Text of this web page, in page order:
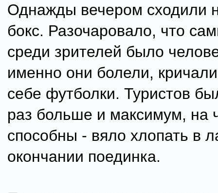
Однажды вечером сходили
бокс. Разочаровало, что
среди зрителей было
именно они болели,
себе футболки. Туристов
раз больше и максимум, на
способны - вяло хлопать в
окончании поединка.